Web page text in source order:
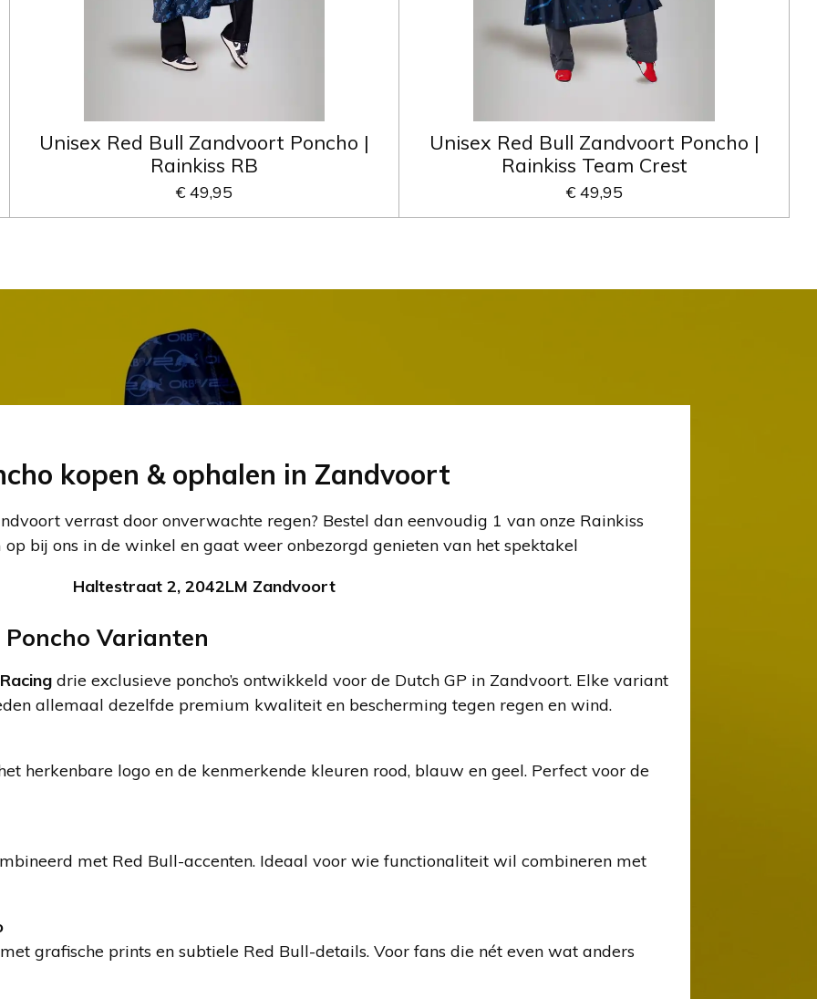
Unisex Red Bull Zandvoort Poncho |
Rainkiss RB
€ 49,95
Unisex Red Bull Zandvoort Poncho |
Rainkiss Team Crest
€ 49,95
kopen & ophalen in Zandvoort
verrast door onverwachte regen? Bestel dan eenvoudig 1 van onze Rainkiss
op bij ons in de winkel en gaat weer onbezorgd genieten van het spektakel
Haltestraat 2, 2042LM Zandvoort
Poncho Varianten
drie exclusieve poncho’s ontwikkeld voor de Dutch GP in Zandvoort. Elke variant
allemaal dezelfde premium kwaliteit en bescherming tegen regen en wind.
herkenbare logo en de kenmerkende kleuren rood, blauw en geel. Perfect voor de
met Red Bull-accenten. Ideaal voor wie functionaliteit wil combineren met
grafische prints en subtiele Red Bull-details. Voor fans die nét even wat anders